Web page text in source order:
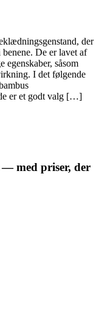
der
De er lavet af
egenskaber, såsom
I det følgende
er et godt valg […]
— med priser, der